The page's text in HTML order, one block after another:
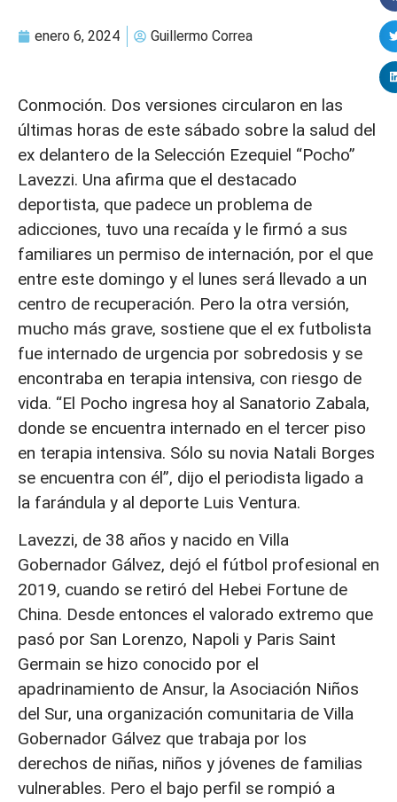
enero 6, 2024 Guillermo Correa
Conmoción. Dos versiones circularon en las
últimas horas de este sábado sobre la salud del
ex delantero de la Selección Ezequiel “Pocho”
Lavezzi. Una afirma que el destacado
deportista, que padece un problema de
adicciones, tuvo una recaída y le firmó a sus
familiares un permiso de internación, por el que
entre este domingo y el lunes será llevado a un
centro de recuperación. Pero la otra versión,
mucho más grave, sostiene que el ex futbolista
fue internado de urgencia por sobredosis y se
encontraba en terapia intensiva, con riesgo de
vida. “El Pocho ingresa hoy al Sanatorio Zabala,
donde se encuentra internado en el tercer piso
en terapia intensiva. Sólo su novia Natali Borges
se encuentra con él”, dijo el periodista ligado a
la farándula y al deporte Luis Ventura.
Lavezzi, de 38 años y nacido en Villa
Gobernador Gálvez, dejó el fútbol profesional en
2019, cuando se retiró del Hebei Fortune de
China. Desde entonces el valorado extremo que
pasó por San Lorenzo, Napoli y Paris Saint
Germain se hizo conocido por el
apadrinamiento de Ansur, la Asociación Niños
del Sur, una organización comunitaria de Villa
Gobernador Gálvez que trabaja por los
derechos de niñas, niños y jóvenes de familias
vulnerables. Pero el bajo perfil se rompió a